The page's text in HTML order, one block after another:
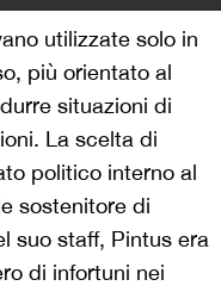
utilizzate solo in
più orientato al
situazioni di
La scelta di
politico interno al
sostenitore di
suo staff, Pintus era
di infortuni nei